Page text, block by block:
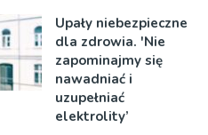
Upały niebezpieczne
dla zdrowia. 'Nie
zapominajmy się
nawadniać i
uzupełniać
elektrolity’